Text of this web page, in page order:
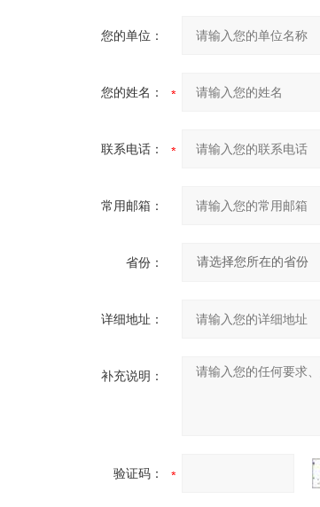
您的单位：
您的姓名：
联系电话：
常用邮箱：
省份：
详细地址：
补充说明：
验证码：